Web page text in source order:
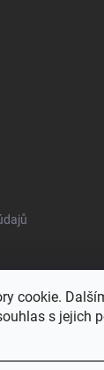
cookie.
s jejich
HEUREKA